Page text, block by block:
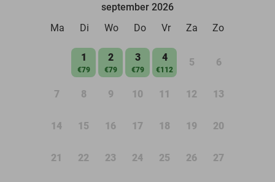
september 2026
Ma
Di Wo Do Vr Za Zo
1
€79
2
€79
3
€79
4
€112
5 6
7 8 9 10 11 12 13
14 15 16 17 18 19 20
21 22 23 24 25 26 27